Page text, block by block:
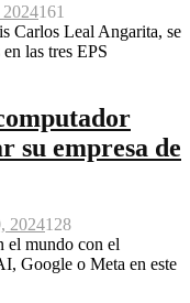
161
Carlos Leal Angarita, se
las tres EPS
su empresa de
2024128
el mundo con el
Google o Meta en este